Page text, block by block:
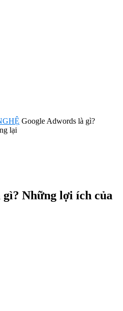
Google Adwords là gì?
lại
Những lợi ích của